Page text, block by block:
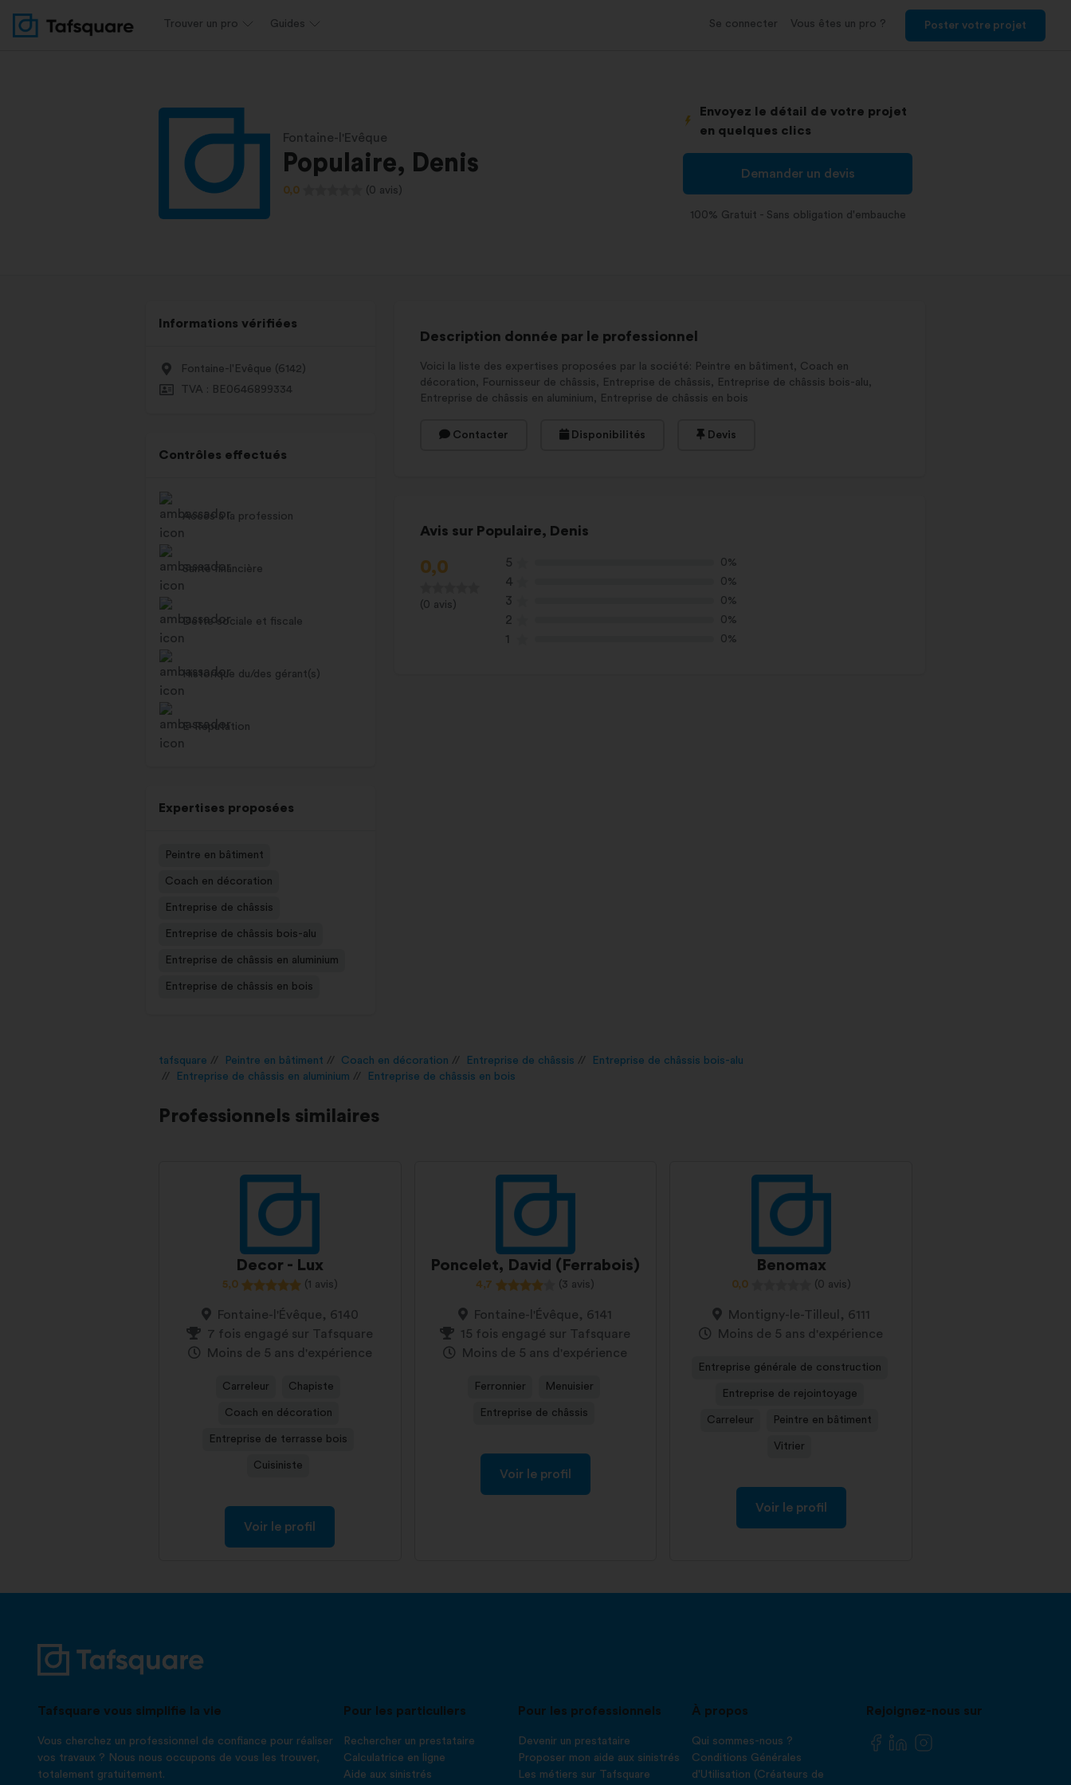
Trouver un pro Guides Se connecter Vous êtes un pro ? Poster votre projet
Fontaine-l'Evêque
Populaire, Denis
0,0 (0 avis)
Envoyez le détail de votre projet
en quelques clics
Demander un devis
100% Gratuit - Sans obligation d'embauche
Informations vérifiées
Fontaine-l'Evêque (6142)
TVA : BE0646899334
Contrôles effectués
Accès à la profession
Santé financière
Dette sociale et fiscale
Historique du/des gérant(s)
E-Réputation
Expertises proposées
Peintre en bâtiment
Coach en décoration
Entreprise de châssis
Entreprise de châssis bois-alu
Entreprise de châssis en aluminium
Entreprise de châssis en bois
Description donnée par le professionnel
Voici la liste des expertises proposées par la société: Peintre en bâtiment, Coach en
décoration, Fournisseur de châssis, Entreprise de châssis, Entreprise de châssis bois-alu,
Entreprise de châssis en aluminium, Entreprise de châssis en bois
Contacter Disponibilités Devis
Avis sur Populaire, Denis
0,0
(0 avis)
5 0%
4 0%
3 0%
2 0%
1 0%
tafsquare Peintre en bâtiment Coach en décoration Entreprise de châssis
Entreprise de châssis bois-alu
Entreprise de châssis en aluminium
Entreprise de châssis en bois
Professionnels similaires
Decor - Lux
5,0 (1 avis)
Fontaine-l'Évêque, 6140
7 fois engagé sur Tafsquare
Moins de 5 ans d'expérience
Carreleur Chapiste
Coach en décoration
Entreprise de terrasse bois
Cuisiniste
Voir le profil
Poncelet, David (Ferrabois)
4,7 (3 avis)
Fontaine-l'Évêque, 6141
15 fois engagé sur Tafsquare
Moins de 5 ans d'expérience
Ferronnier Menuisier
Entreprise de châssis
Voir le profil
Benomax
0,0 (0 avis)
Montigny-le-Tilleul, 6111
Moins de 5 ans d'expérience
Entreprise générale de construction
Entreprise de rejointoyage
Carreleur Peintre en bâtiment
Vitrier
Voir le profil
Tafsquare vous simplifie la vie
Vous cherchez un professionnel de confiance pour réaliser
vos travaux ? Nous nous occupons de vous les trouver,
totalement gratuitement.
Pour les particuliers
Rechercher un prestataire
Calculatrice en ligne
Aide aux sinistrés
Pour les professionnels
Devenir un prestataire
Proposer mon aide aux sinistrés
Les métiers sur Tafsquare
À propos
Qui sommes-nous ?
Conditions Générales
d'Utilisation (Créateurs de
Rejoignez-nous sur